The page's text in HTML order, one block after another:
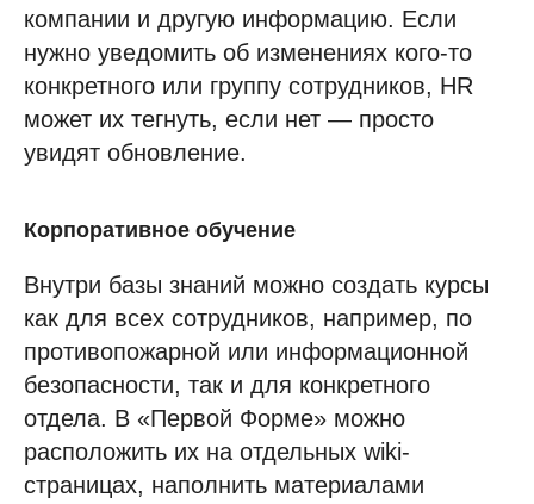
компании и другую информацию. Если
нужно уведомить об изменениях кого-то
конкретного или группу сотрудников, HR
может их тегнуть, если нет — просто
увидят обновление.
Корпоративное обучение
Внутри базы знаний можно создать курсы
как для всех сотрудников, например, по
противопожарной или информационной
безопасности, так и для конкретного
отдела. В «Первой Форме» можно
расположить их на отдельных wiki-
страницах, наполнить материалами